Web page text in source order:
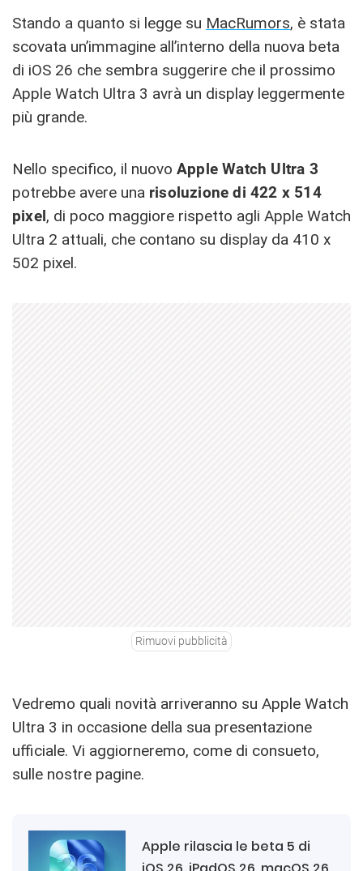
Stando a quanto si legge su MacRumors, è stata
scovata un’immagine all’interno della nuova beta
di iOS 26 che sembra suggerire che il prossimo
Apple Watch Ultra 3 avrà un display leggermente
più grande.
Nello specifico, il nuovo Apple Watch Ultra 3
potrebbe avere una risoluzione di 422 x 514
pixel, di poco maggiore rispetto agli Apple Watch
Ultra 2 attuali, che contano su display da 410 x
502 pixel.
Rimuovi pubblicità
Vedremo quali novità arriveranno su Apple Watch
Ultra 3 in occasione della sua presentazione
ufficiale. Vi aggiorneremo, come di consueto,
sulle nostre pagine.
Apple rilascia le beta 5 di